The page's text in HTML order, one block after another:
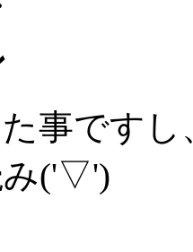
事です
み('▽')